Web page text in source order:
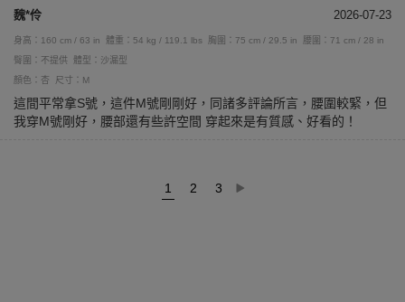
魏*伶 2026-07-23
身高：160 cm / 63 in 體重：54 kg / 119.1 lbs 胸圍：75 cm / 29.5 in
腰圍：71 cm / 28 in
臀圍：不提供
體型：沙漏型
顏色：杏
尺寸：M
這間平常拿S號，這件M號剛剛好，同諸多評論所言，腰圍較緊，但
我穿M號剛好，腰部還有些許空間 穿起來是有質感、好看的！
1 2 3